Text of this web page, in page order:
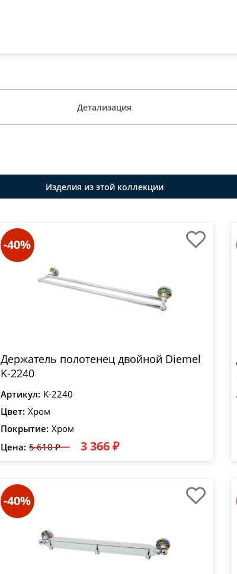
Детализация
Изделия из этой коллекции
-40%
Держатель полотенец двойной Diemel
K-2240
Артикул: K-2240
Цвет: Хром
Покрытие: Хром
Цена: 5 610 ₽ 3 366 ₽
-40%